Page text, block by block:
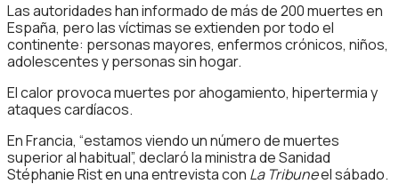
Las autoridades han informado de más de 200 muertes en
España, pero las víctimas se extienden por todo el
continente: personas mayores, enfermos crónicos, niños,
adolescentes y personas sin hogar.
El calor provoca muertes por ahogamiento, hipertermia y
ataques cardíacos.
En Francia, “estamos viendo un número de muertes
superior al habitual”, declaró la ministra de Sanidad
Stéphanie Rist en una entrevista con La Tribuneel sábado.